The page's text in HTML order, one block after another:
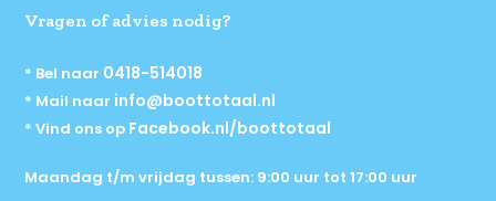
Vragen of advies nodig?
* Bel naar 0418-514018
* Mail naar info@boottotaal.nl
* Vind ons op Facebook.nl/boottotaal
Maandag t/m vrijdag tussen: 9:00 uur tot 17:00 uur